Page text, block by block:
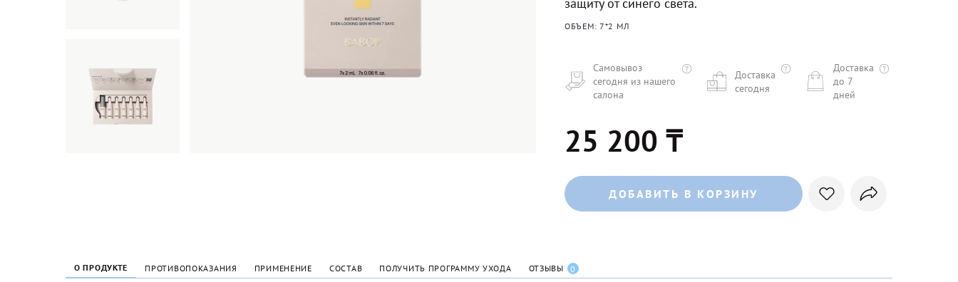
ОБЪЕМ: 7*2 МЛ
Самовывоз
сегодня из нашего
салона
Доставка
сегодня
Доставка
до 7
дней
25 200 ₸
ДОБАВИТЬ В КОРЗИНУ
О ПРОДУКТЕ ПРОТИВОПОКАЗАНИЯ ПРИМЕНЕНИЕ СОСТАВ ПОЛУЧИТЬ ПРОГРАММУ УХОДА ОТЗЫВЫ 0